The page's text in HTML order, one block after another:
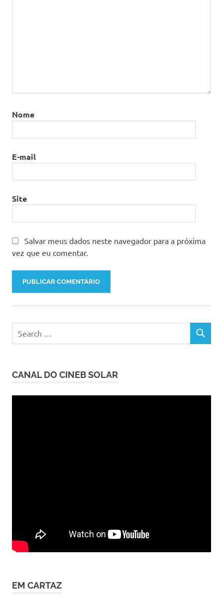
Nome
E-mail
Site
Salvar meus dados neste navegador para a próxima
vez que eu comentar.
SEARCH
CANAL DO CINEB SOLAR
EM CARTAZ